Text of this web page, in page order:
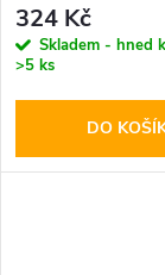
324 Kč
Skladem - hned
>5 ks
DO